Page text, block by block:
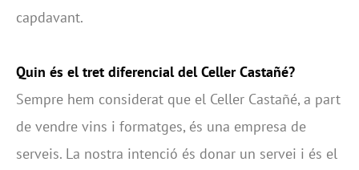
capdavant.
Quin és el tret diferencial del Celler Castañé?
Sempre hem considerat que el Celler Castañé, a part
de vendre vins i formatges, és una empresa de
serveis. La nostra intenció és donar un servei i és el